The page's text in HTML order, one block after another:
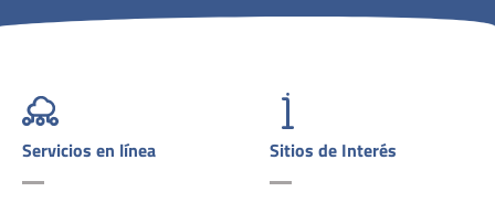
Servicios en línea Sitios de Interés